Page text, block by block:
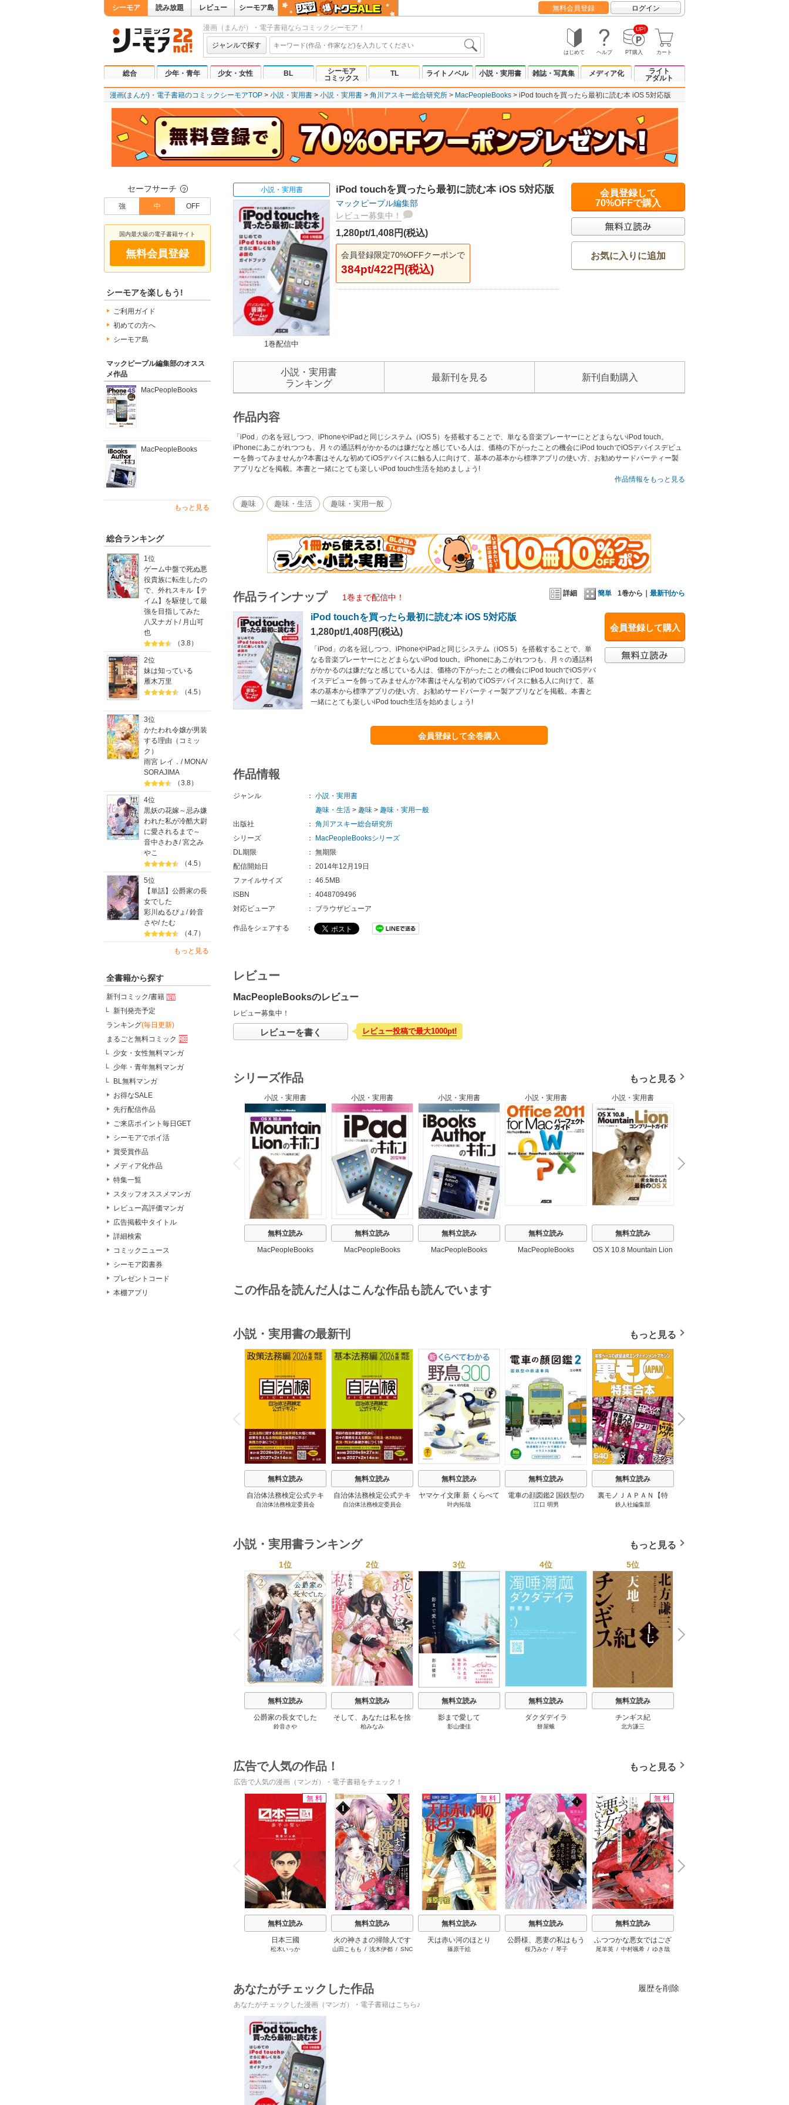
シーモア 読み放題 レビュー シーモア島 無料会員登録 ログイン
漫画（まんが）・電子書籍ならコミックシーモア！
ジャンルで探す
はじめて ヘルプ
UP!
PT購入 カート
総合 少年・青年 少女・女性 BL
シーモア
コミックス
TL ライトノベル 小説・実用書 雑誌・写真集 メディア化
ライト
アダルト
漫画(まんが)・電子書籍のコミックシーモアTOP 小説・実用書 小説・実用書 角川アスキー総合研究所 MacPeopleBooks iPod touchを買ったら最初に読む本 iOS 5対応版
セーフサーチ ？
強 中 OFF
国内最大級の電子書籍サイト
無料会員登録
シーモアを楽しもう!
ご利用ガイド
初めての方へ
シーモア島
マックピープル編集部のオスス
メ作品
MacPeopleBooks
MacPeopleBooks
もっと見る
総合ランキング
1位
ゲーム中盤で死ぬ悪
役貴族に転生したの
で、外れスキル【テ
イム】を駆使して最
強を目指してみた
八又ナガト / 月山可
也
（3.8）
2位
妹は知っている
雁木万里
（4.5）
3位
かたわれ令嬢が男装
する理由（コミッ
ク）
雨宮 レイ． / MONA/
SORAJIMA
（3.8）
4位
黒妖の花嫁～忌み嫌
われた私が冷酷大尉
に愛されるまで～
音中さわき/宮之み
やこ
（4.5）
5位
【単話】公爵家の長
女でした
彩川ぬるぴょ /鈴音
さや/たむ
（4.7）
もっと見る
全書籍から探す
新刊コミック/書籍
新刊発売予定
ランキング(毎日更新)
まるごと無料コミック
少女・女性無料マンガ
少年・青年無料マンガ
BL無料マンガ
お得なSALE
先行配信作品
ご来店ポイント毎日GET
シーモアでポイ活
賞受賞作品
メディア化作品
特集一覧
スタッフオススメマンガ
レビュー高評価マンガ
広告掲載中タイトル
詳細検索
コミックニュース
シーモア図書券
プレゼントコード
本棚アプリ
小説・実用書
1巻配信中
iPod touchを買ったら最初に読む本 iOS 5対応版
マックピープル編集部
レビュー募集中！
1,280pt/1,408円(税込)
会員登録限定70%OFFクーポンで
384pt/422円(税込)
会員登録して
70%OFFで購入
お気に入りに追加
小説・実用書
ランキング
最新刊を見る 新刊自動購入
作品内容
「iPod」の名を冠しつつ、iPhoneやiPadと同じシステム（iOS 5）を搭載することで、単なる音楽プレーヤーにとどまらないiPod touch。
iPhoneにあこがれつつも、月々の通話料がかかるのは嫌だなと感じている人は、価格の下がったことの機会にiPod touchでiOSデバイスデビュ
ーを飾ってみませんか?本書はそんな初めてiOSデバイスに触る人に向けて、基本の基本から標準アプリの使い方、お勧めサードパーティー製
アプリなどを掲載。本書と一緒にとても楽しいiPod touch生活を始めましょう!
作品情報をもっと見る
趣味 趣味・生活 趣味・実用一般
詳細 簡単 1巻から｜ 最新刊から
作品ラインナップ 1巻まで配信中！
会員登録して購入
iPod touchを買ったら最初に読む本 iOS 5対応版
1,280pt/1,408円(税込)
「iPod」の名を冠しつつ、iPhoneやiPadと同じシステム（iOS 5）を搭載することで、単
なる音楽プレーヤーにとどまらないiPod touch。iPhoneにあこがれつつも、月々の通話料
がかかるのは嫌だなと感じている人は、価格の下がったことの機会にiPod touchでiOSデバ
イスデビューを飾ってみませんか?本書はそんな初めてiOSデバイスに触る人に向けて、基
本の基本から標準アプリの使い方、お勧めサードパーティー製アプリなどを掲載。本書と
一緒にとても楽しいiPod touch生活を始めましょう!
会員登録して全巻購入
作品情報
ジャンル ： 小説・実用書
趣味・生活 > 趣味 > 趣味・実用一般
出版社
： 角川アスキー総合研究所
シリーズ
：
MacPeopleBooksシリーズ
DL期限
： 無期限
配信開始日
： 2014年12月19日
ファイルサイズ
： 46.5MB
ISBN
： 4048709496
対応ビューア
： ブラウザビューア
作品をシェアする ：
レビュー
MacPeopleBooksのレビュー
レビュー募集中！
レビューを書く レビュー投稿で最大1000pt!
シリーズ作品 もっと見る
P
r
e
i
o
u
s
小説・実用書
無料立読み
MacPeopleBooks
小説・実用書
無料立読み
MacPeopleBooks
小説・実用書
無料立読み
MacPeopleBooks
小説・実用書
無料立読み
MacPeopleBooks
小説・実用書
無料立読み
OS X 10.8 Mountain Lion
N
x
t
この作品を読んだ人はこんな作品も読んでいます
小説・実用書の最新刊 もっと見る
P
r
e
i
o
u
s
無料立読み
自治体法務検定公式テキ
スト 政策法務編 ２０
自治体法務検定委員会
無料立読み
自治体法務検定公式テキ
スト 基本法務編 ２０
自治体法務検定委員会
無料立読み
ヤマケイ文庫 新 くらべて
わかる野鳥300 1巻
叶内拓哉
無料立読み
電車の顔図鑑2 国鉄型の
鉄道車両 1巻
江口 明男
無料立読み
裏モノＪＡＰＡＮ【特
集】★超ボリューム版６
トレンド年間ベスト★お
っさん５０人の体験から
学ぶ★夢のようなエロい
楽園３０ 1巻
鉄人社編集部
N
e
x
t
小説・実用書ランキング もっと見る
P
r
e
v
i
o
u
s
1位
無料立読み
公爵家の長女でした
鈴音さや
2位
無料立読み
そして、あなたは私を捨
てる
柏みなみ
3位
無料立読み
影まで愛して
影山優佳
4位
無料立読み
ダクダデイラ
餅屋蛾
5位
無料立読み
チンギス紀
北方謙三
N
x
広告で人気の作品！ もっと見る
広告で人気の漫画（マンガ）・電子書籍をチェック！
P
r
e
v
i
u
無料
無料立読み
日本三國
松木いっか
無料立読み
火の神さまの掃除人です
が、いつの間にか花嫁と
山田こもも / 浅木伊都/ SNC
無料
無料立読み
天は赤い河のほとり
篠原千絵
無料立読み
公爵様、悪妻の私はもう
放っておいてください
桜乃みか/ 琴子
無料
無料立読み
ふつつかな悪女ではござ
いますが ～雛宮蝶鼠とり
尾羊英 / 中村颯希 / ゆき哉
N
e
x
t
あなたがチェックした作品 履歴を削除
あなたがチェックした漫画（マンガ）・電子書籍はこちら♪